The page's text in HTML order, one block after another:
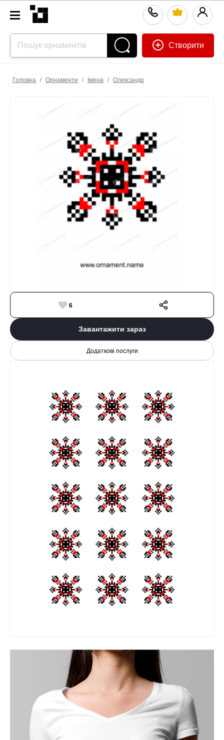
Створити
Головна / Орнаменти / Імена / Олександр
6
Завантажити зараз
Додаткові послуги